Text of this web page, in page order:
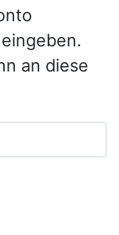
an diese